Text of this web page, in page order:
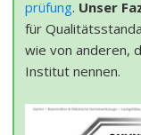
prüfung. Unser
für
wie von anderen,
Institut nennen.